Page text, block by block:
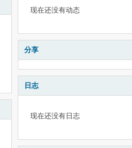
现在还没有动态
分享
日志
现在还没有日志